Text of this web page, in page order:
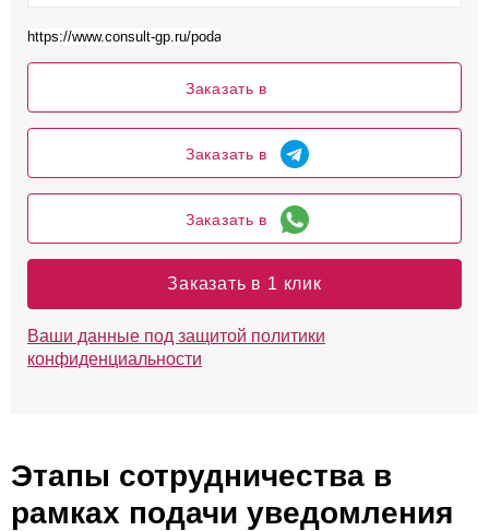
Заказать в
Заказать в
Заказать в
Заказать в 1 клик
Ваши данные под защитой политики
конфиденциальности
Этапы сотрудничества в
рамках подачи уведомления